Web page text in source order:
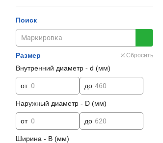
Поиск
Размер Сбросить
Внутренний диаметр - d (мм)
от до
Наружный диаметр - D (мм)
от до
Ширина - B (мм)